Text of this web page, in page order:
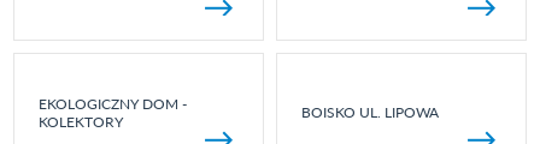
EKOLOGICZNY DOM -
KOLEKTORY
BOISKO UL. LIPOWA